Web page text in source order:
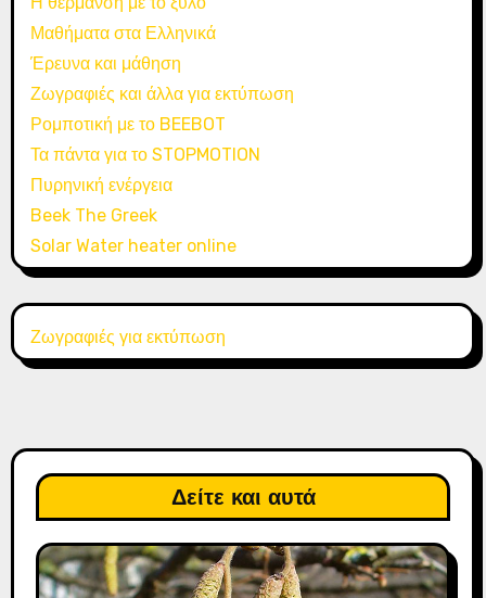
Μαθήματα στα Ελληνικά
Έρευνα και μάθηση
Ζωγραφιές και άλλα για εκτύπωση
Ρομποτική με το BEEBOT
Τα πάντα για το STOPMOTION
Πυρηνική ενέργεια
Beek The Greek
Solar Water heater online
Ζωγραφιές για εκτύπωση
Δείτε και αυτά